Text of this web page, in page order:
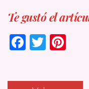
Te gustó el